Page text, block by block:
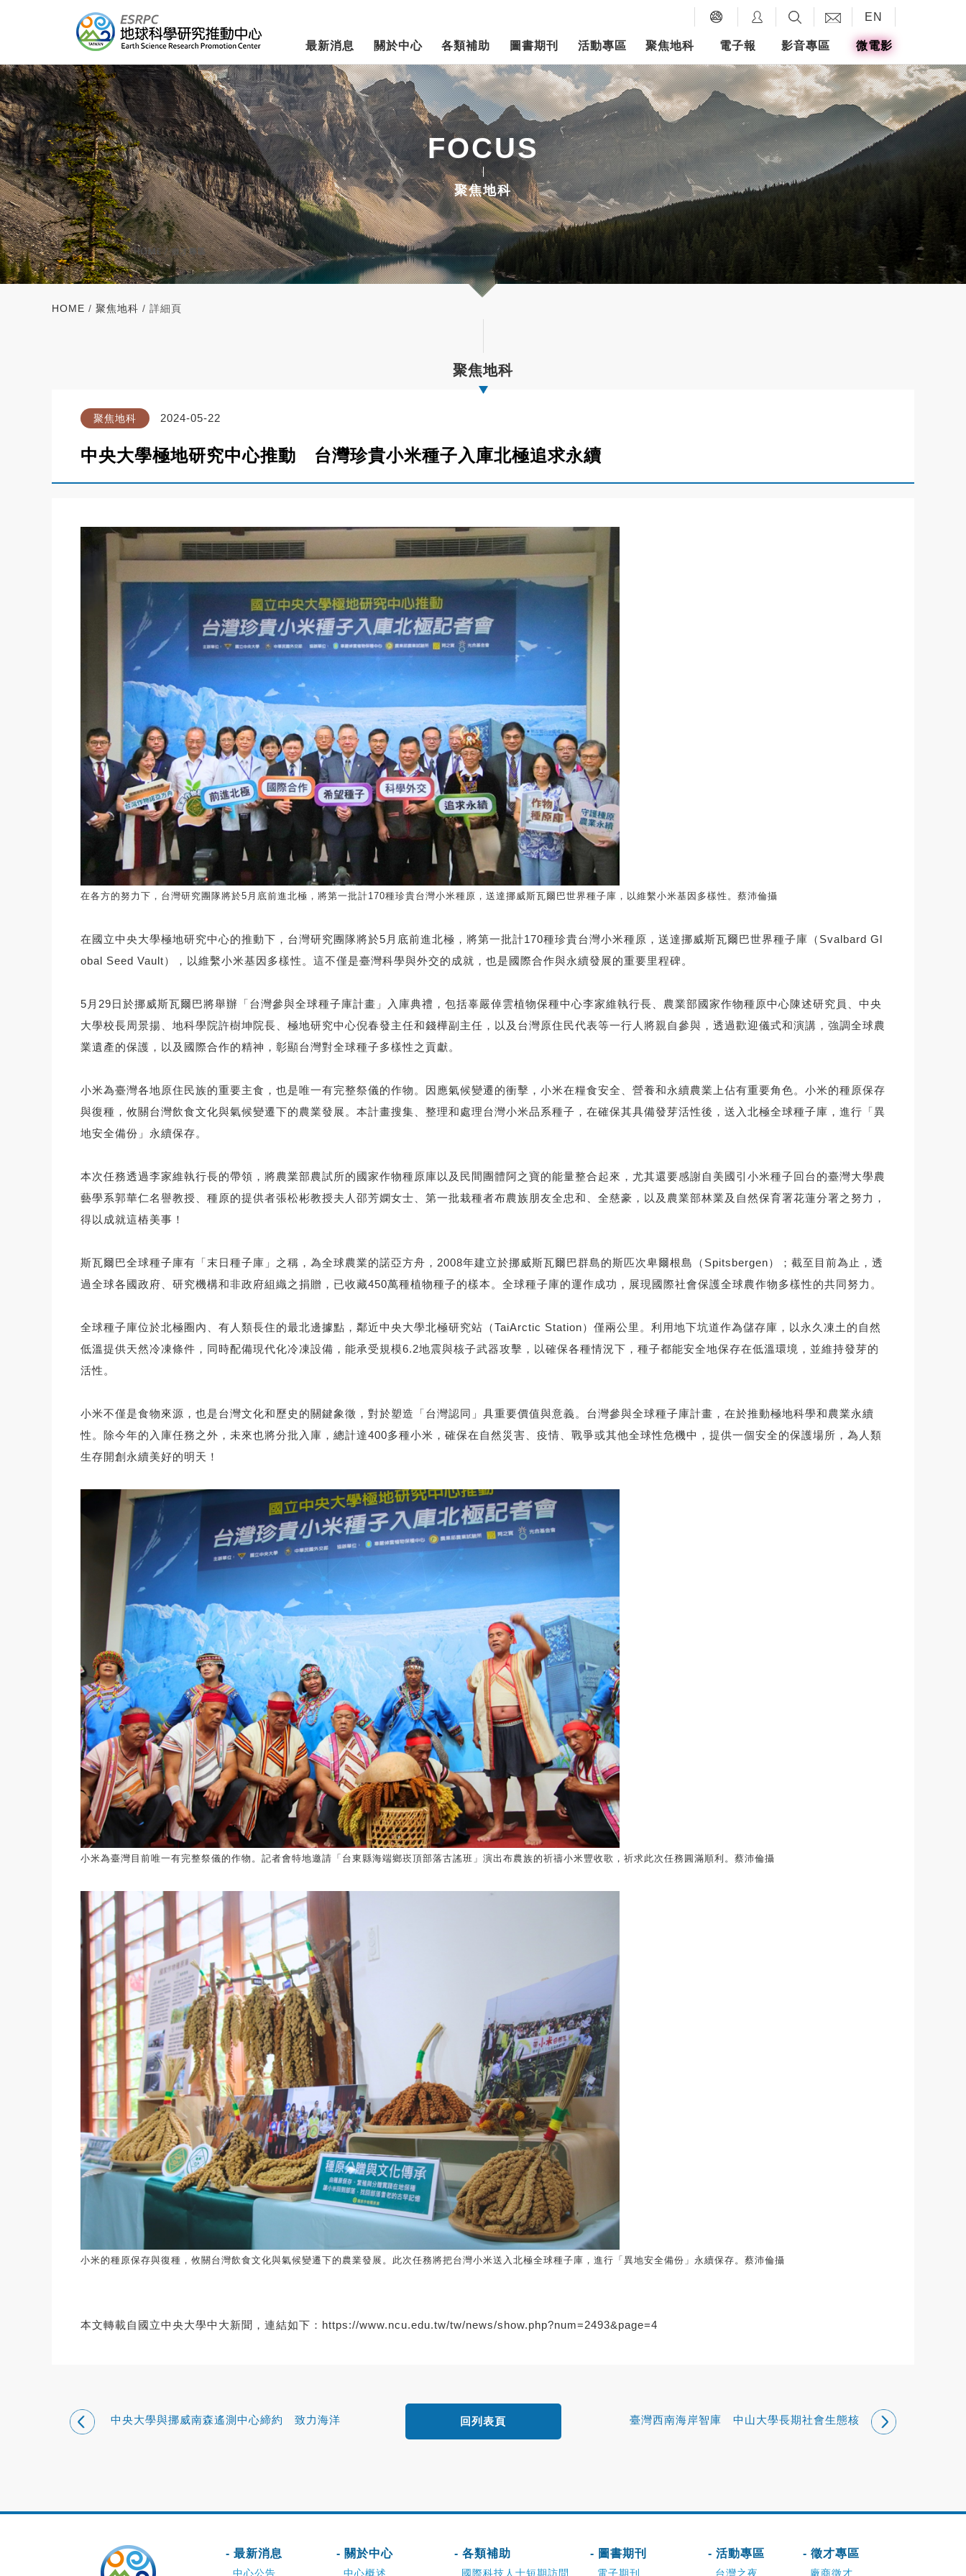
EN
最新消息 關於中心 各類補助 圖書期刊 活動專區 聚焦地科 電子報 影音專區 微電影
FOCUS
聚焦地科
HOME / 聚焦地科 / 詳細頁
聚焦地科
聚焦地科 2024-05-22
中央大學極地研究中心推動 台灣珍貴小米種子入庫北極追求永續
在各方的努力下，台灣研究團隊將於5月底前進北極，將第一批計170種珍貴台灣小米種原，送達挪威斯瓦爾巴世界種子庫，以維繫小米基因多樣性。蔡沛倫攝
在國立中央大學極地研究中心的推動下，台灣研究團隊將於5月底前進北極，將第一批計170種珍貴台灣小米種原，送達挪威斯瓦爾巴世界種子庫（Svalbard Gl
obal Seed Vault），以維繫小米基因多樣性。這不僅是臺灣科學與外交的成就，也是國際合作與永續發展的重要里程碑。
5月29日於挪威斯瓦爾巴將舉辦「台灣參與全球種子庫計畫」入庫典禮，包括辜嚴倬雲植物保種中心李家維執行長、農業部國家作物種原中心陳述研究員、中央
大學校長周景揚、地科學院許樹坤院長、極地研究中心倪春發主任和錢樺副主任，以及台灣原住民代表等一行人將親自參與，透過歡迎儀式和演講，強調全球農
業遺產的保護，以及國際合作的精神，彰顯台灣對全球種子多樣性之貢獻。
小米為臺灣各地原住民族的重要主食，也是唯一有完整祭儀的作物。因應氣候變遷的衝擊，小米在糧食安全、營養和永續農業上佔有重要角色。小米的種原保存
與復種，攸關台灣飲食文化與氣候變遷下的農業發展。本計畫搜集、整理和處理台灣小米品系種子，在確保其具備發芽活性後，送入北極全球種子庫，進行「異
地安全備份」永續保存。
本次任務透過李家維執行長的帶領，將農業部農試所的國家作物種原庫以及民間團體阿之寶的能量整合起來，尤其還要感謝自美國引小米種子回台的臺灣大學農
藝學系郭華仁名譽教授、種原的提供者張松彬教授夫人邵芳嫻女士、第一批栽種者布農族朋友全忠和、全慈豪，以及農業部林業及自然保育署花蓮分署之努力，
得以成就這樁美事！
斯瓦爾巴全球種子庫有「末日種子庫」之稱，為全球農業的諾亞方舟，2008年建立於挪威斯瓦爾巴群島的斯匹次卑爾根島（Spitsbergen）；截至目前為止，透
過全球各國政府、研究機構和非政府組織之捐贈，已收藏450萬種植物種子的樣本。全球種子庫的運作成功，展現國際社會保護全球農作物多樣性的共同努力。
全球種子庫位於北極圈內、有人類長住的最北邊據點，鄰近中央大學北極研究站（TaiArctic Station）僅兩公里。利用地下坑道作為儲存庫，以永久凍土的自然
低溫提供天然冷凍條件，同時配備現代化冷凍設備，能承受規模6.2地震與核子武器攻擊，以確保各種情況下，種子都能安全地保存在低溫環境，並維持發芽的
活性。
小米不僅是食物來源，也是台灣文化和歷史的關鍵象徵，對於塑造「台灣認同」具重要價值與意義。台灣參與全球種子庫計畫，在於推動極地科學和農業永續
性。除今年的入庫任務之外，未來也將分批入庫，總計達400多種小米，確保在自然災害、疫情、戰爭或其他全球性危機中，提供一個安全的保護場所，為人類
生存開創永續美好的明天！
小米為臺灣目前唯一有完整祭儀的作物。記者會特地邀請「台東縣海端鄉崁頂部落古謠班」演出布農族的祈禱小米豐收歌，祈求此次任務圓滿順利。蔡沛倫攝
小米的種原保存與復種，攸關台灣飲食文化與氣候變遷下的農業發展。此次任務將把台灣小米送入北極全球種子庫，進行「異地安全備份」永續保存。蔡沛倫攝
本文轉載自國立中央大學中大新聞，連結如下： https://www.ncu.edu.tw/tw/news/show.php?num=2493&page=4
中央大學與挪威南森遙測中心締約 致力海洋
臺灣西南海岸智庫 中山大學長期社會生態核
回列表頁
- 最新消息
中心公告
- 關於中心
中心概述
- 各類補助
國際科技人士短期訪問
- 圖書期刊
電子期刊
- 活動專區
台灣之夜
- 徵才專區
廠商徵才